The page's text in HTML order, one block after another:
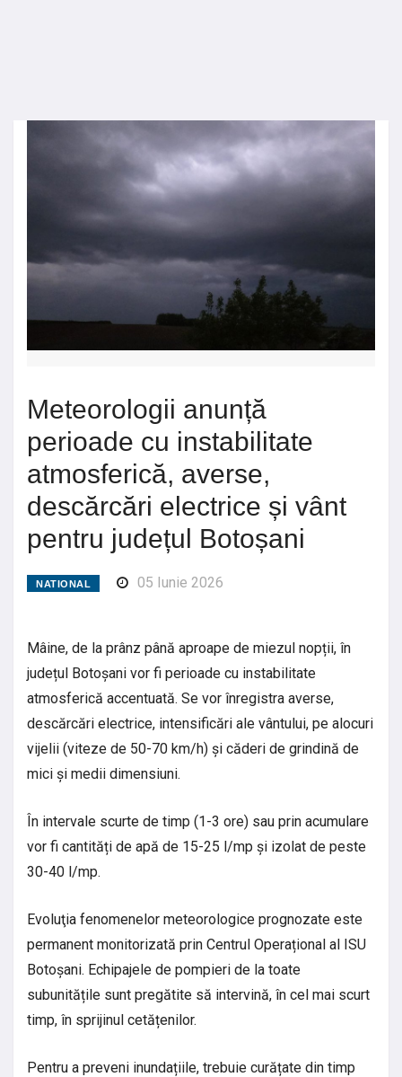
Meteorologii anunță
perioade cu instabilitate
atmosferică, averse,
descărcări electrice și vânt
pentru județul Botoșani
NATIONAL 05 Iunie 2026
Mâine, de la prânz până aproape de miezul nopții, în
județul Botoșani vor fi perioade cu instabilitate
atmosferică accentuată. Se vor înregistra averse,
descărcări electrice, intensificări ale vântului, pe alocuri
vijelii (viteze de 50-70 km/h) și căderi de grindină de
mici și medii dimensiuni.
În intervale scurte de timp (1-3 ore) sau prin acumulare
vor fi cantități de apă de 15-25 l/mp și izolat de peste
30-40 l/mp.
Evoluţia fenomenelor meteorologice prognozate este
permanent monitorizată prin Centrul Operațional al ISU
Botoșani. Echipajele de pompieri de la toate
subunitățile sunt pregătite să intervină, în cel mai scurt
timp, în sprijinul cetățenilor.
Pentru a preveni inundațiile, trebuie curățate din timp